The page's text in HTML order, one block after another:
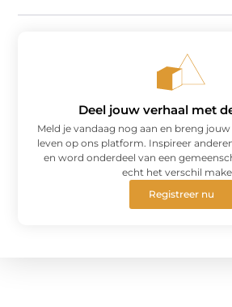
Deel jouw verhaal met
Meld je vandaag nog aan en breng
leven op ons platform. Inspireer
en word onderdeel van een
echt het verschil
Registreer nu